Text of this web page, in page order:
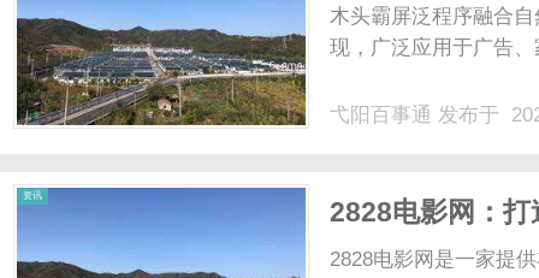
木头霸屏泛程序融合
现，广泛应用于广告
弋阳百事通 发布于
资讯
2828电影网：
2828电影网是一家提